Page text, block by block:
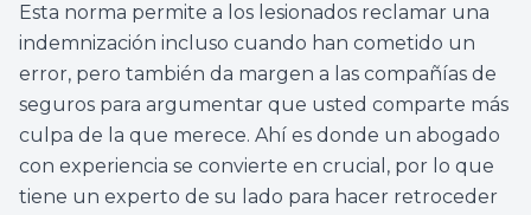
Esta norma permite a los lesionados reclamar una
indemnización incluso cuando han cometido un
error, pero también da margen a las compañías de
seguros para argumentar que usted comparte más
culpa de la que merece. Ahí es donde un abogado
con experiencia se convierte en crucial, por lo que
tiene un experto de su lado para hacer retroceder